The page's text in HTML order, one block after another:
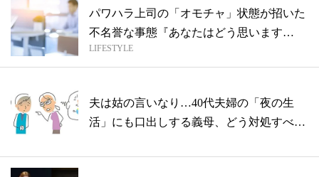
パワハラ上司の「オモチャ」状態が招いた
不名誉な事態『あなたはどう思います
か？』
LIFESTYLE
夫は姑の言いなり…40代夫婦の「夜の生
活」にも口出しする義母、どう対処すべ